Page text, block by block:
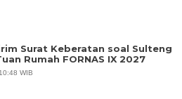
Surat Keberatan soal Sulteng
Rumah FORNAS IX 2027
WIB